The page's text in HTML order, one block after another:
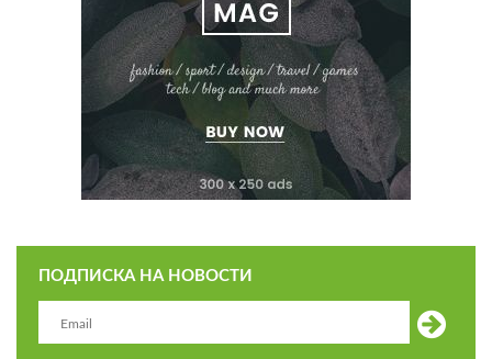
ПОДПИСКА НА НОВОСТИ